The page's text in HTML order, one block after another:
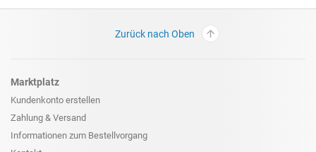
Zurück nach Oben
Marktplatz
Kundenkonto erstellen
Zahlung & Versand
Informationen zum Bestellvorgang